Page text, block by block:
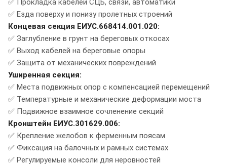
✅ Прокладка кабелей СЦБ, связи, автоматики
✅ Езда поверху и понизу пролетных строений
Концевая секция ЕИУС.668414.001.020:
✅ Заглубление в грунт на береговых откосах
✅ Выход кабелей на береговые опоры
✅ Защита от механических повреждений
Уширенная секция:
✅ Места подвижных опор с компенсацией перемещений
✅ Температурные и механические деформации моста
✅ Подвижное взаимное сочленение секций
Кронштейн ЕИУС.301629.006:
✅ Крепление желобов к ферменным поясам
✅ Фиксация на балочных и рамных системах
✅ Регулируемые консоли для неровностей